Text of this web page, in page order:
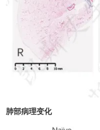
肺部病理变化